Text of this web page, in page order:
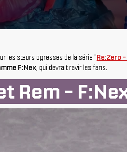
les sœurs ogresses de la série "Re:Zero
F:Nex, qui devrait ravir les fans.
Rem -